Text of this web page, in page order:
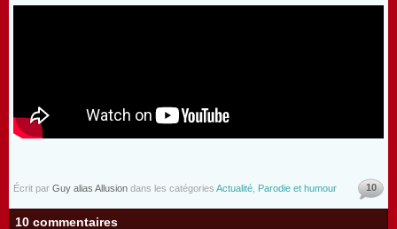
Écrit par Guy alias Allusion dans les catégories Actualité Parodie et humour 10
10 commentaires